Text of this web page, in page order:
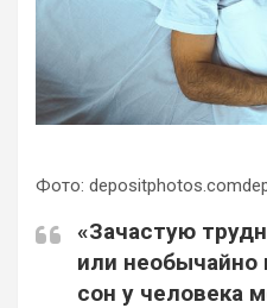
Фото:
«Зачастую
или
сон у человека